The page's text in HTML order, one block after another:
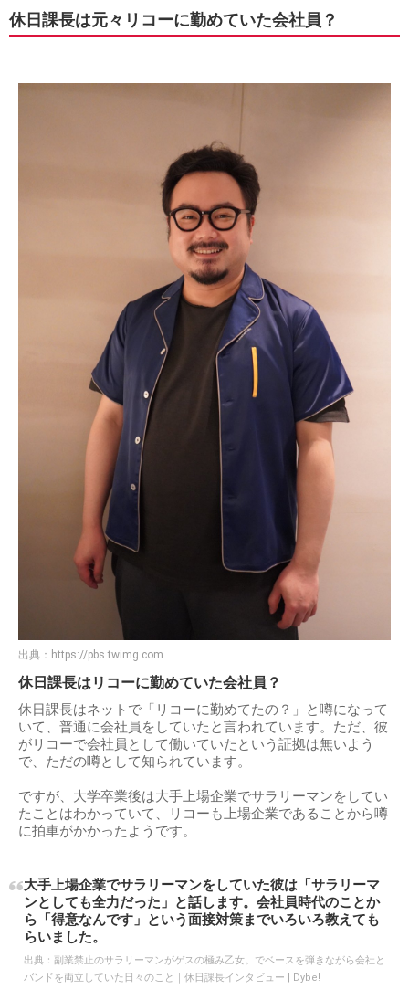
休日課長は元々リコーに勤めていた会社員？
出典： https://pbs.twimg.com
休日課長はリコーに勤めていた会社員？
休日課長はネットで「リコーに勤めてたの？」と噂になって
いて、普通に会社員をしていたと言われています。ただ、彼
がリコーで会社員として働いていたという証拠は無いよう
で、ただの噂として知られています。
ですが、大学卒業後は大手上場企業でサラリーマンをしてい
たことはわかっていて、リコーも上場企業であることから噂
に拍車がかかったようです。
大手上場企業でサラリーマンをしていた彼は「サラリーマ
ンとしても全力だった」と話します。会社員時代のことか
ら「得意なんです」という面接対策までいろいろ教えても
らいました。
出典： 副業禁止のサラリーマンがゲスの極み乙女。でベースを弾きながら会社と
バンドを両立していた日々のこと｜休日課長インタビュー | Dybe!